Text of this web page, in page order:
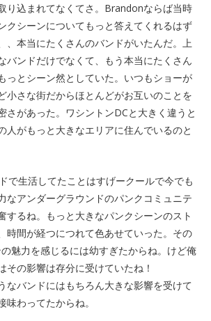
り込まれてなくてさ。Brandonならば当時
クシーンについてもっと答えてくれるはず
、本当にたくさんのバンドがいたんだ。上
バンドだけでなくて、もう本当にたくさん
っとシーン然としていた。いつもショーが
小さな街だからほとんどがお互いのことを
さがあった。ワシントンDCと大きく違うと
人がもっと大きなエリアに住んでいるのと
で生活してたことはすげークールで今でも
なアンダーグラウンドのパンクコミュニテ
するね。もっと大きなパンクシーンのスト
時間が経つにつれて色あせていった。その
魅力を感じるには幼すぎたからね。けど俺
その影響は存分に受けていたね！
なバンドにはもちろん大きな影響を受けて
わってたからね。